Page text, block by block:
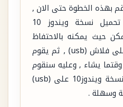
بهذه الخطوة حتى الان ,
ولكنه يفكر في تحميل نسخة ويندوز 10
حيث يمكنه بالاحتفاظ
بنسخة ويندوز 10 على فلاش (usb) , ثم يقوم
يشاء , وعليه سنقوم
بشرح طريقة عمل نسخة ويندوز10 على (usb)
وسهلة .